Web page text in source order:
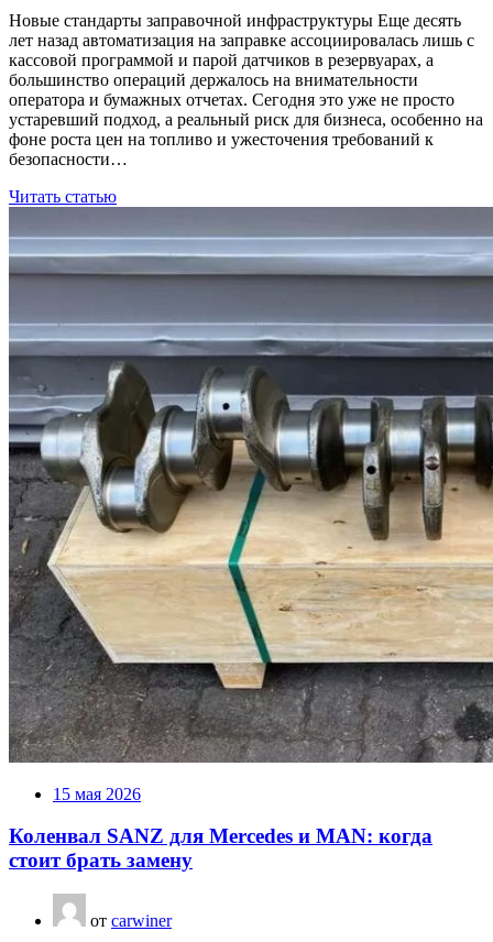
Новые стандарты заправочной инфраструктуры Еще десять
лет назад автоматизация на заправке ассоциировалась лишь с
кассовой программой и парой датчиков в резервуарах, а
большинство операций держалось на внимательности
оператора и бумажных отчетах. Сегодня это уже не просто
устаревший подход, а реальный риск для бизнеса, особенно на
фоне роста цен на топливо и ужесточения требований к
безопасности…
Читать статью
15 мая 2026
Коленвал SANZ для Mercedes и MAN: когда
стоит брать замену
от carwiner